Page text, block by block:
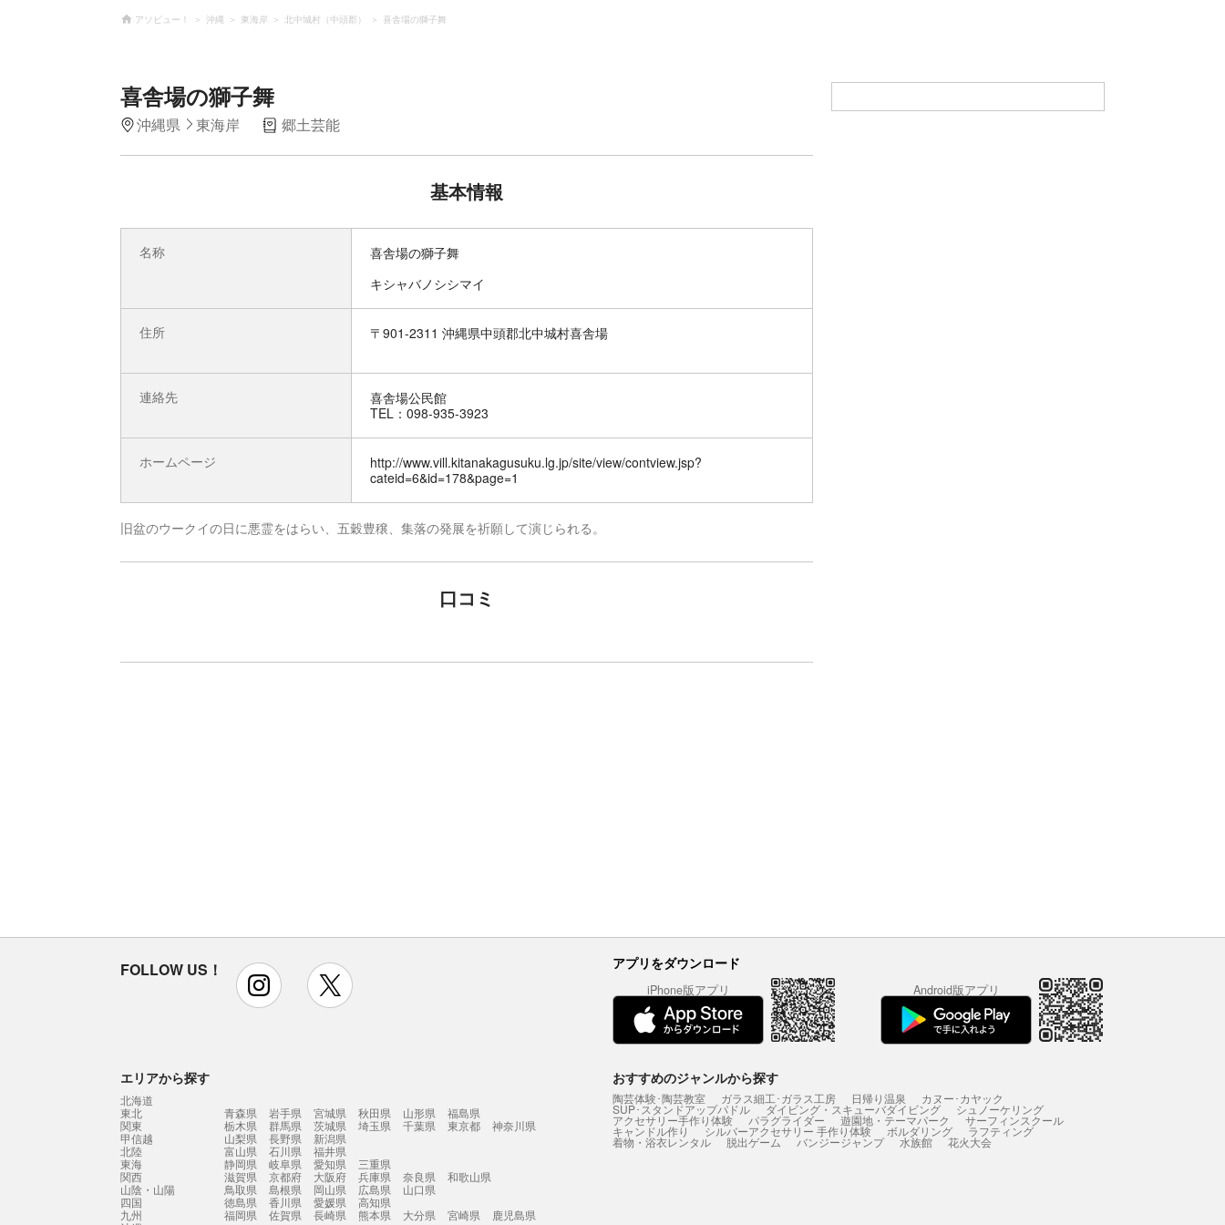
アソビュー！ 沖縄 東海岸 北中城村（中頭郡） 喜舎場の獅子舞
喜舎場の獅子舞
沖縄県 東海岸 郷土芸能
基本情報
名称
喜舎場の獅子舞
キシャバノシシマイ
住所 〒901-2311 沖縄県中頭郡北中城村喜舎場
連絡先
喜舎場公民館
TEL：098-935-3923
ホームページ
http://www.vill.kitanakagusuku.lg.jp/site/view/contview.jsp?
cateid=6&id=178&page=1
旧盆のウークイの日に悪霊をはらい、五穀豊穣、集落の発展を祈願して演じられる。
口コミ
FOLLOW US！ instagram アプリをダウンロード
iPhone版アプリ Android版アプリ
エリアから探す
北海道
東北
青森県 岩手県 宮城県 秋田県 山形県
福島県
関東
栃木県 群馬県 茨城県 埼玉県 千葉県 東京都
神奈川県
甲信越
山梨県 長野県
新潟県
北陸
富山県 石川県
福井県
東海
静岡県 岐阜県 愛知県
三重県
関西
滋賀県 京都府 大阪府 兵庫県 奈良県
和歌山県
山陰・山陽
鳥取県 島根県 岡山県 広島県
山口県
四国
徳島県 香川県 愛媛県
高知県
九州
福岡県 佐賀県 長崎県 熊本県 大分県 宮崎県
鹿児島県
おすすめのジャンルから探す
陶芸体験･陶芸教室 ガラス細工･ガラス工房 日帰り温泉 カヌー･カヤック
SUP･スタンドアップパドル ダイビング・スキューバダイビング シュノーケリング
アクセサリー手作り体験 パラグライダー 遊園地・テーマパーク サーフィンスクール
キャンドル作り シルバーアクセサリー 手作り体験 ボルダリング ラフティング
着物・浴衣レンタル 脱出ゲーム バンジージャンプ 水族館 花火大会